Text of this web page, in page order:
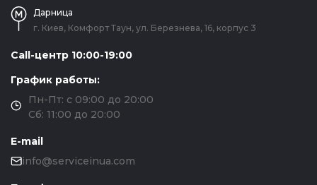
Дарница
г. Киев, Комфорт Таун, ул. Березнева, 16, корпус 3
Call-центр 10:00-19:00
График работы:
Пн-Пт: с 09:00 до 20:00
Сб: 11:00 до 20:00
E-mail
info@serviceinua.com